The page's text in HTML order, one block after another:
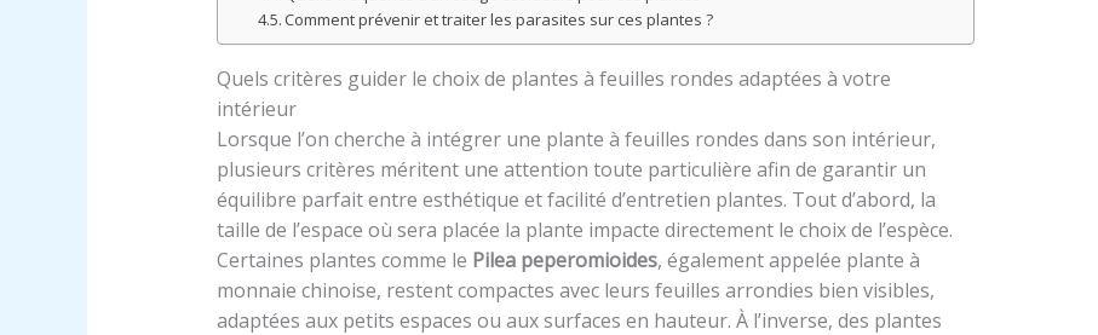
Comment prévenir et traiter les parasites sur ces plantes ?
Quels critères guider le choix de plantes à feuilles rondes adaptées à votre
intérieur
Lorsque l’on cherche à intégrer une plante à feuilles rondes dans son intérieur,
plusieurs critères méritent une attention toute particulière afin de garantir un
équilibre parfait entre esthétique et facilité d’entretien plantes. Tout d’abord, la
taille de l’espace où sera placée la plante impacte directement le choix de l’espèce.
Certaines plantes comme le Pilea peperomioides, également appelée plante à
monnaie chinoise, restent compactes avec leurs feuilles arrondies bien visibles,
adaptées aux petits espaces ou aux surfaces en hauteur. À l’inverse, des plantes